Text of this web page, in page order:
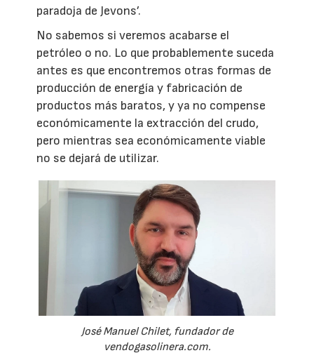
paradoja de Jevons’.
No sabemos si veremos acabarse el
petróleo o no. Lo que probablemente suceda
antes es que encontremos otras formas de
producción de energía y fabricación de
productos más baratos, y ya no compense
económicamente la extracción del crudo,
pero mientras sea económicamente viable
no se dejará de utilizar.
José Manuel Chilet, fundador de
vendogasolinera.com.